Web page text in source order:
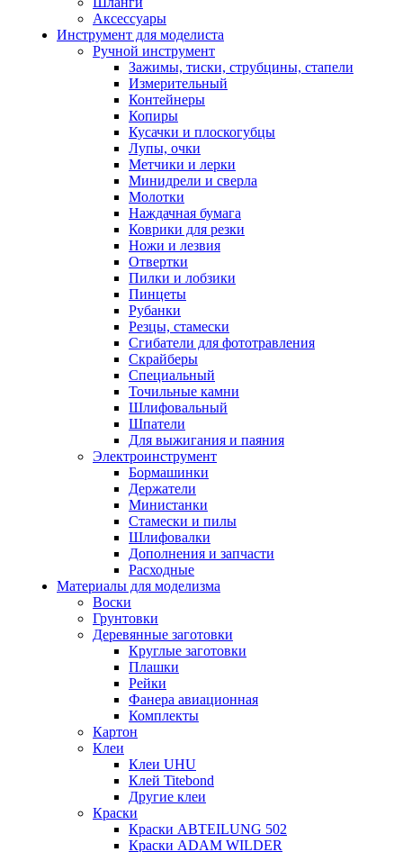
Аксессуары
Инструмент для моделиста
Ручной инструмент
Зажимы, тиски, струбцины, стапели
Измерительный
Контейнеры
Копиры
Кусачки и плоскогубцы
Лупы, очки
Метчики и лерки
Минидрели и сверла
Молотки
Наждачная бумага
Коврики для резки
Ножи и лезвия
Отвертки
Пилки и лобзики
Пинцеты
Рубанки
Резцы, стамески
Сгибатели для фототравления
Скрайберы
Специальный
Точильные камни
Шлифовальный
Шпатели
Для выжигания и паяния
Электроинструмент
Бормашинки
Держатели
Министанки
Стамески и пилы
Шлифовалки
Дополнения и запчасти
Расходные
Материалы для моделизма
Воски
Грунтовки
Деревянные заготовки
Круглые заготовки
Плашки
Рейки
Фанера авиационная
Комплекты
Картон
Клеи
Клеи UHU
Клей Titebond
Другие клеи
Краски
Краски ABTEILUNG 502
Краски ADAM WILDER